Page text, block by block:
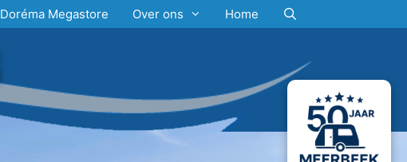
Doréma Megastore Over ons Home